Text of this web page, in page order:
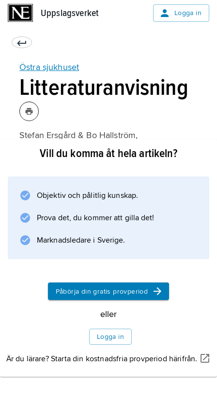
Uppslagsverket Logga in
Östra sjukhuset
Litteraturanvisning
Stefan Ersgård & Bo Hallström,
Den okända staden: Malmö östra sjukhus:
Information om artikeln
Vill du komma åt hela artikeln?
Objektiv och pålitlig kunskap.
Prova det, du kommer att gilla det!
Marknadsledare i Sverige.
Påbörja din gratis provperiod
eller
Logga in
Är du lärare? Starta din kostnadsfria provperiod härifrån.